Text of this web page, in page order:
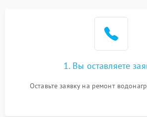
1. Вы оставляете
Оставьте заявку на ремонт